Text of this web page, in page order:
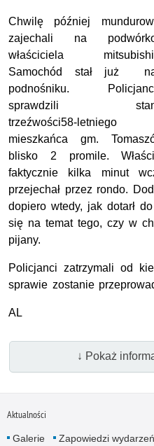
Chwilę później
zajechali na
właściciela
Samochód stał już
podnośniku.
sprawdzili
trzeźwości58-letniego
mieszkańca gm.
blisko 2 promile.
faktycznie kilka minut
przejechał przez rondo.
dopiero wtedy, jak dotarł
się na temat tego, czy w
pijany.
Policjanci zatrzymali od
sprawie zostanie
AL
↓ Pokaż
Aktualności
Galerie Zapowiedzi wydarzeń